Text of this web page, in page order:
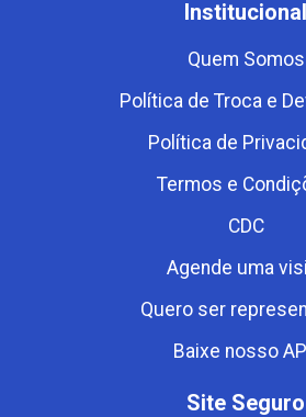
Institucional
Quem Somos
Política de Troca e
Política de
Termos e
CDC
Agende uma
Quero ser
Baixe nosso
Site Seguro